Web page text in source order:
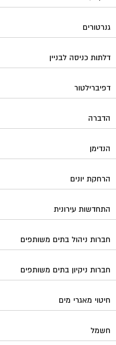
הנדימן
הרחקת יונים
התחדשות עירונית
חברות ניהול בתים משותפים
חברות ניקיון בתים משותפים
חיטוי מאגרי מים
חשמל
טפסים וחתימות דיגיטליות
כיבוי אש
מיגון תא מעלית
מימון תביעות משפטיות
מכבשים ומגרסות לבניין